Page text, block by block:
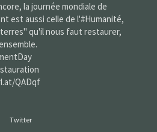
la journée mondiale de
est aussi celle de l'#Humanité,
qu'il nous faut restaurer,
QADqf
Twitter